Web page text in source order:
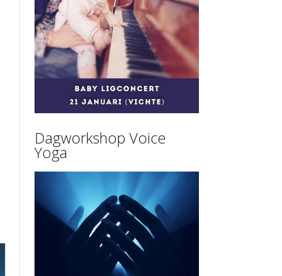
Dagworkshop Voice
Yoga